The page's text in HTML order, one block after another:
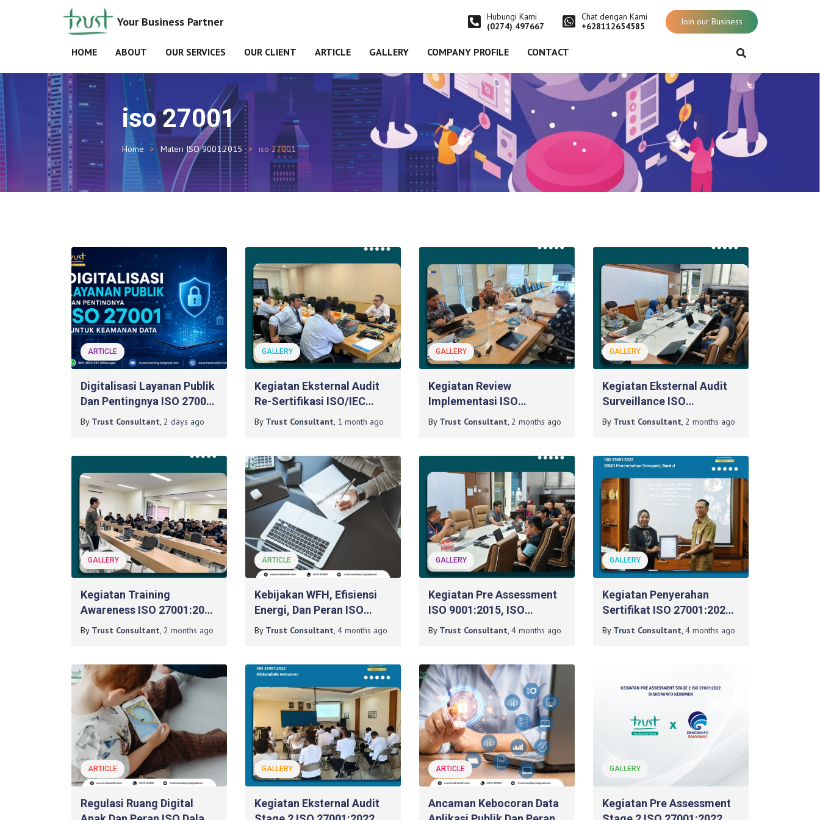
Hubungi Kami
(0274) 497667
Chat dengan Kami
+628112654585
Join our Business
Your Business Partner
HOME ABOUT OUR SERVICES OUR CLIENT ARTICLE GALLERY COMPANY PROFILE CONTACT
iso 27001
Home Materi ISO 9001:2015 iso 27001
ARTICLE
Digitalisasi Layanan Publik
Dan Pentingnya ISO 27001
Untuk Keamanan Data
By Trust Consultant, 2 days ago
GALLERY
Kegiatan Eksternal Audit
Re-Sertifikasi ISO/IEC
27001:2022 Pada PT Bank
By Trust Consultant, 1 month ago
GALLERY
Kegiatan Review
Implementasi ISO
27001:2022 Pada PT Bank
By Trust Consultant, 2 months ago
GALLERY
Kegiatan Eksternal Audit
Surveillance ISO
27001:2022 Pada PT Media
By Trust Consultant, 2 months ago
GALLERY
Kegiatan Training
Awareness ISO 27001:2022
Dan Training Internal Audit
By Trust Consultant, 2 months ago
ARTICLE
Kebijakan WFH, Efisiensi
Energi, Dan Peran ISO
Dalam Transformasi
By Trust Consultant, 4 months ago
GALLERY
Kegiatan Pre Assessment
ISO 9001:2015, ISO
27001:2022, Dan ISO
By Trust Consultant, 4 months ago
GALLERY
Kegiatan Penyerahan
Sertifikat ISO 27001:2022
Pada RSUD Panembahan
By Trust Consultant, 4 months ago
ARTICLE
Regulasi Ruang Digital
GALLERY
Kegiatan Eksternal Audit
ARTICLE
Ancaman Kebocoran Data
GALLERY
Kegiatan Pre Assessment